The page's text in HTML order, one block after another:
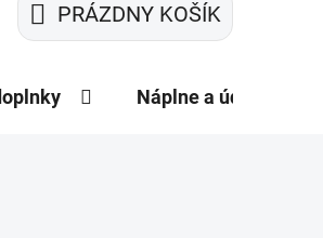
NÁKUPNÝ
KOŠÍK
PRÁZDNY KOŠÍK
Náplne a údržba